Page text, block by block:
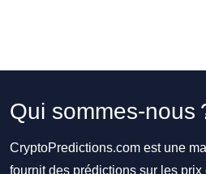
Qui sommes-nous
CryptoPredictions.com est une
fournit des prédictions sur les